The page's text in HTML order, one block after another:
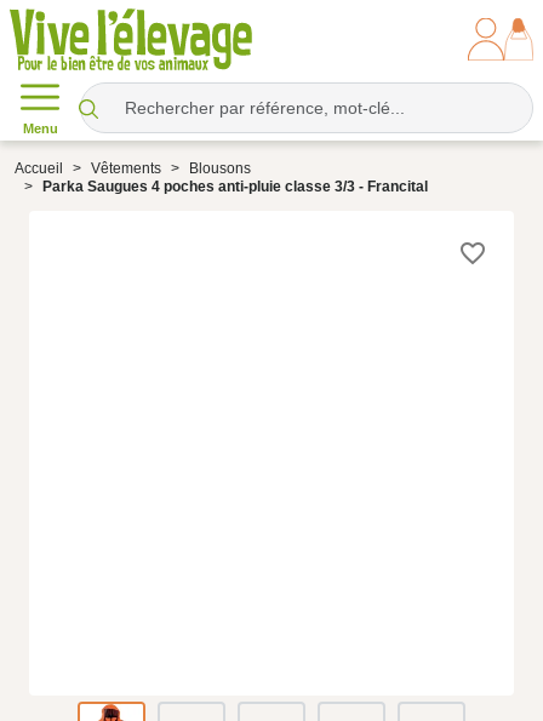
Menu
Accueil Vêtements
Blousons
Parka Saugues 4 poches anti-pluie classe 3/3 - Francital
favorite_border